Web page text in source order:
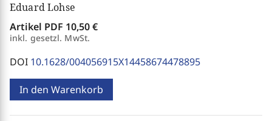
Eduard Lohse
Artikel PDF 10,50 €
inkl. gesetzl. MwSt.
DOI 10.1628/004056915X14458674478895
In den Warenkorb